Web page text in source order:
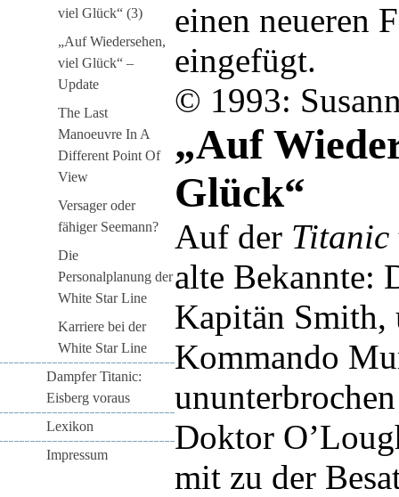
viel Glück“ (3)
„Auf Wiedersehen,
viel Glück“ –
Update
The Last
Manoeuvre In A
Different Point Of
View
Versager oder
fähiger Seemann?
Die
Personalplanung der
White Star Line
Karriere bei der
White Star Line
Dampfer Titanic:
Eisberg voraus
Lexikon
Impressum
einen neueren
eingefügt.
© 1993:
„Auf
Glück“
Auf der Titanic
alte Bekannte:
Kapitän Smith,
Kommando
Doktor
mit zu der